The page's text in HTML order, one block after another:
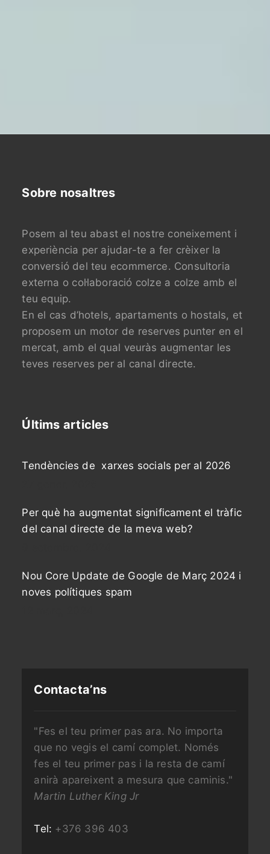
Sobre nosaltres
Posem al teu abast el nostre coneixement i
experiència per ajudar-te a fer crèixer la
conversió del teu ecommerce. Consultoria
externa o col·laboració colze a colze amb el
teu equip.
En el cas d’hotels, apartaments o hostals, et
proposem un motor de reserves punter en el
mercat, amb el qual veuràs augmentar les
teves reserves per al canal directe.
Últims articles
Tendències de xarxes socials per al 2026
Per què ha augmentat significament el tràfic
del canal directe de la meva web?
Nou Core Update de Google de Març 2024 i
noves polítiques spam
Contacta’ns
"Fes el teu primer pas ara. No importa
que no vegis el camí complet. Només
fes el teu primer pas i la resta de camí
anirà apareixent a mesura que caminis."
Martin Luther King Jr
Tel: +376 396 403